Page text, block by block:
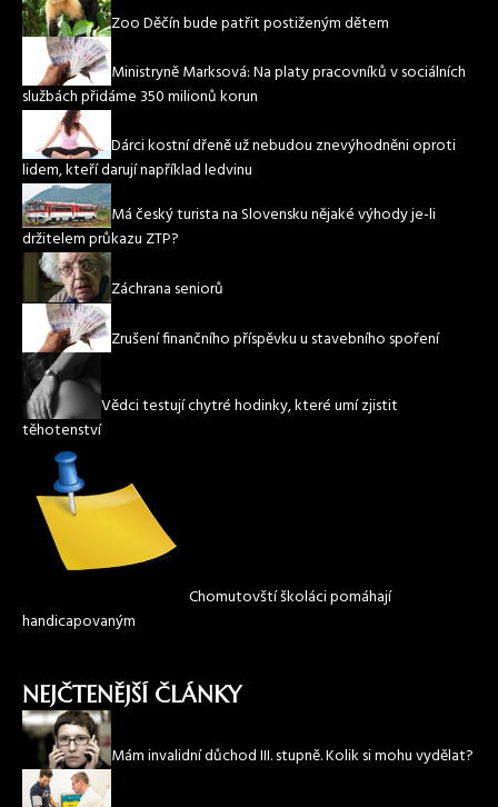
Zoo Děčín bude patřit postiženým dětem
Ministryně Marksová: Na platy pracovníků v sociálních
službách přidáme 350 milionů korun
Dárci kostní dřeně už nebudou znevýhodněni oproti
lidem, kteří darují například ledvinu
Má český turista na Slovensku nějaké výhody je-li
držitelem průkazu ZTP?
Záchrana seniorů
Zrušení finančního příspěvku u stavebního spoření
Vědci testují chytré hodinky, které umí zjistit
těhotenství
Chomutovští školáci pomáhají
handicapovaným
NEJČTENĚJŠÍ ČLÁNKY
Mám invalidní důchod III. stupně. Kolik si mohu vydělat?